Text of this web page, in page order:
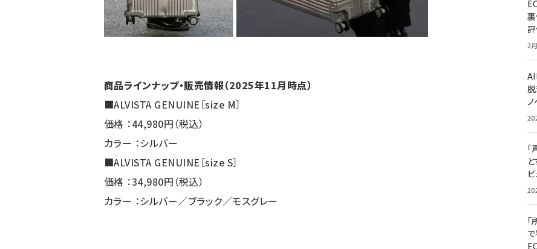
商品ラインナップ・販売情報（2025年11月時点）
■ALVISTA GENUINE［size M］
価格 ：44,980円（税込）
カラー ：シルバー
■ALVISTA GENUINE［size S］
価格 ：34,980円（税込）
カラー ：シルバー／ブラック／モスグレー
2
AI